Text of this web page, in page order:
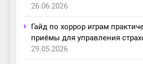
26.06.2026
Гайд по хоррор играм
приёмы для управления
29.05.2026